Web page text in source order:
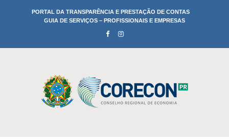
PORTAL DA TRANSPARÊNCIA E PRESTAÇÃO DE CONTAS
GUIA DE SERVIÇOS – PROFISSIONAIS E EMPRESAS